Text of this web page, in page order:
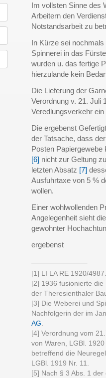
Im vollsten Sinne des
Arbeitern den
Notstandsarbeit zu
In Kürze sei
Spinnerei in das
wurden u. das fertige
hierzulande kein
Die Lieferung der
Verordnung v. 21. Juli
Veredlungsverkehr
Die ergebenst
der Tatsache, dass
Posten Papiergewebe
[6] nicht zur Geltung
letzten Absatz [7]
Ausfuhrtaxe von 5 %
wollen.
Einer wohlwollenden
Angelegenheit sieht
gewohnter
ergebenst
[1] LI LA RE 1920/4987.
[2] 1936 fusionierte
der Theresienthaler
[3] Die Weberei und
Nachfolgerin der im
AG.
[4] Verordnung vom
von Waren, LGBl.
betreffend die
LGBl. 1919 Nr. 11.
[5] Nach § 3 Abs. 1